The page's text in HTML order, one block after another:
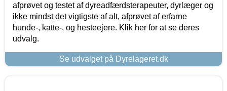
afprøvet og testet af dyreadfærdsterapeuter, dyrlæger og
ikke mindst det vigtigste af alt, afprøvet af erfarne
hunde-, katte-, og hesteejere. Klik her for at se deres
udvalg.
Se udvalget på Dyrelageret.dk